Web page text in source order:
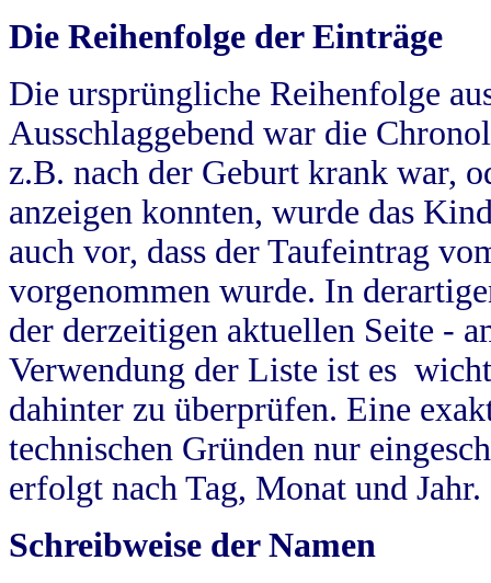
Die Reihenfolge der Einträge
Die ursprüngliche Reihenfolge
Ausschlaggebend war die
z.B. nach der Geburt krank war,
anzeigen konnten, wurde das
auch vor, dass der Taufeintrag
vorgenommen wurde. In
der derzeitigen aktuellen Seite -
Verwendung der Liste ist es
dahinter zu überprüfen. Eine
technischen Gründen nur
erfolgt nach Tag, Monat und Jahr.
Schreibweise der Namen